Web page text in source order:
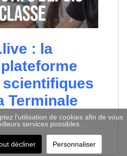
: la
scientifiques
Terminale
l'utilisation de cookies afin de vous
services possibles.
décliner Personnaliser